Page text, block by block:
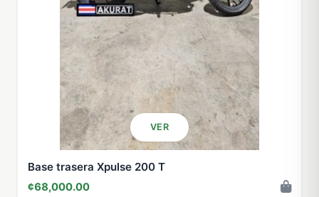
VER
Base trasera Xpulse 200 T
¢68,000.00